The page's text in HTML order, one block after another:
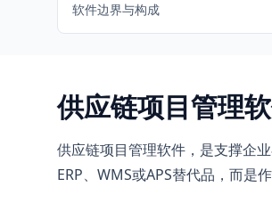
软件边界与构成
供应链项目管理
供应链项目管理软件，是支撑企
ERP、WMS或APS替代品，而是